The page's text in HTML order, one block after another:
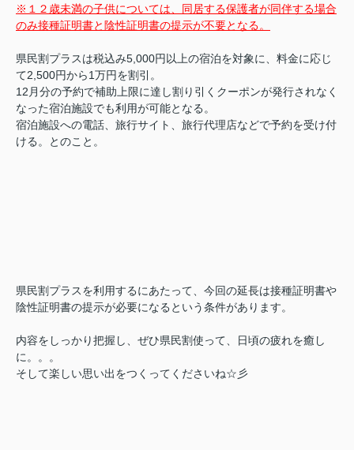
※１２歳未満の子供については、同居する保護者が同伴する場合
のみ接種証明書と陰性証明書の提示が不要となる。
県民割プラスは税込み5,000円以上の宿泊を対象に、料金に応じ
て2,500円から1万円を割引。
12月分の予約で補助上限に達し割り引くクーポンが発行されなく
なった宿泊施設でも利用が可能となる。
宿泊施設への電話、旅行サイト、旅行代理店などで予約を受け付
ける。とのこと。
県民割プラスを利用するにあたって、今回の延長は接種証明書や
陰性証明書の提示が必要になるという条件があります。
内容をしっかり把握し、ぜひ県民割使って、日頃の疲れを癒し
に。。。
そして楽しい思い出をつくってくださいね☆彡